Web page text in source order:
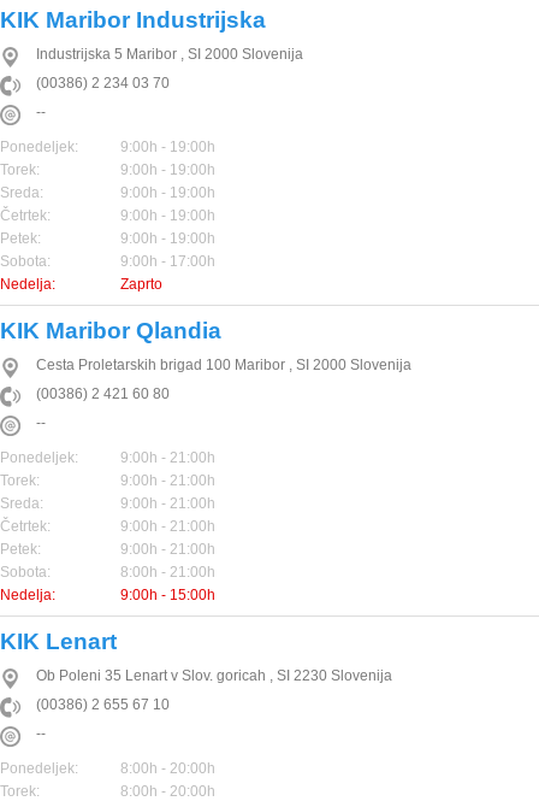
KIK Maribor Industrijska
Industrijska 5 Maribor , SI 2000 Slovenija
(00386) 2 234 03 70
--
Ponedeljek:
9:00h - 19:00h
Torek:
9:00h - 19:00h
Sreda:
9:00h - 19:00h
Četrtek:
9:00h - 19:00h
Petek:
9:00h - 19:00h
Sobota:
9:00h - 17:00h
Nedelja:
Zaprto
KIK Maribor Qlandia
Cesta Proletarskih brigad 100 Maribor , SI 2000 Slovenija
(00386) 2 421 60 80
--
Ponedeljek:
9:00h - 21:00h
Torek:
9:00h - 21:00h
Sreda:
9:00h - 21:00h
Četrtek:
9:00h - 21:00h
Petek:
9:00h - 21:00h
Sobota:
8:00h - 21:00h
Nedelja:
9:00h - 15:00h
KIK Lenart
Ob Poleni 35 Lenart v Slov. goricah , SI 2230 Slovenija
(00386) 2 655 67 10
--
Ponedeljek:
8:00h - 20:00h
Torek:
8:00h - 20:00h